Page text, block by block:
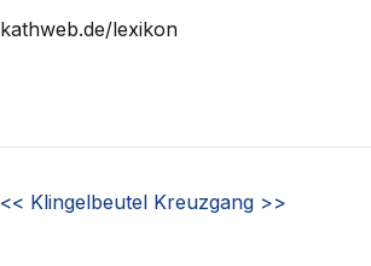
kathweb.de/lexikon
<< Klingelbeutel Kreuzgang >>